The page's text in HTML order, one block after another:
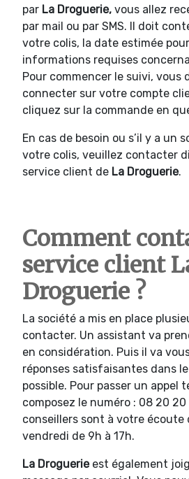
par La Droguerie, vous allez
par mail ou par SMS. Il doit
votre colis, la date estimée
informations requises
Pour commencer le suivi, vous
connecter sur votre compte
cliquez sur la commande en
En cas de besoin ou s’il y a un
votre colis, veuillez contacter
service client de La Droguerie.
Comment
service client
Droguerie ?
La société a mis en place
contacter. Un assistant va
en considération. Puis il va
réponses satisfaisantes dans
possible. Pour passer un appel
composez le numéro : 08 20 20
conseillers sont à votre écoute
vendredi de 9h à 17h.
La Droguerie est également